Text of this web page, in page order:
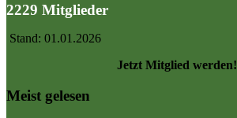
2229 Mitglieder
Stand: 01.01.2026
Jetzt Mitglied werden!
Meist gelesen